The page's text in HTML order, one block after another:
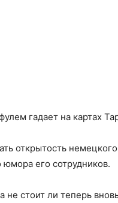
гадает на картах
открытость немецкого
его сотрудников.
стоит ли теперь